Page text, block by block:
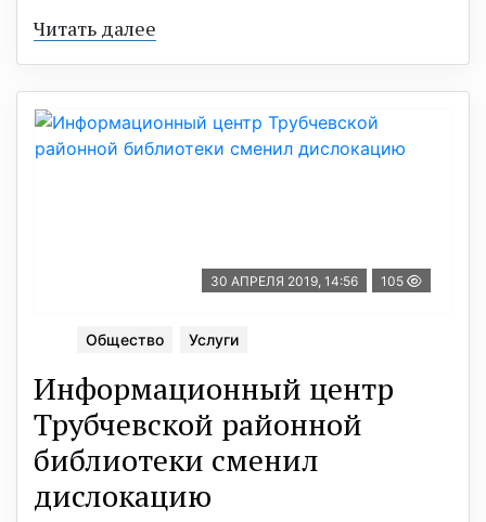
Читать далее
30 АПРЕЛЯ 2019, 14:56 105
Общество Услуги
Информационный центр
Трубчевской районной
библиотеки сменил
дислокацию